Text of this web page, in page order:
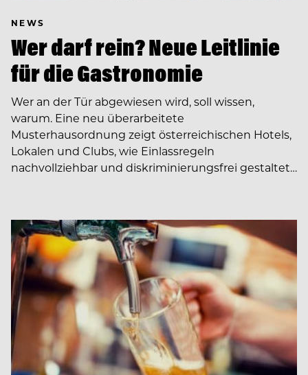
NEWS
Wer darf rein? Neue Leitlinie
für die Gastronomie
Wer an der Tür abgewiesen wird, soll wissen,
warum. Eine neu überarbeitete
Musterhausordnung zeigt österreichischen Hotels,
Lokalen und Clubs, wie Einlassregeln
nachvollziehbar und diskriminierungsfrei gestaltet…